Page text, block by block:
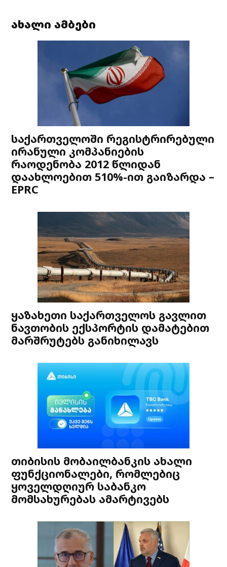
ახალი ამბები
საქართველოში რეგისტრირებული
ირანული კომპანიების
რაოდენობა 2012 წლიდან
დაახლოებით 510%-ით გაიზარდა –
EPRC
ყაზახეთი საქართველოს გავლით
ნავთობის ექსპორტის დამატებით
მარშრუტებს განიხილავს
თიბისის მობაილბანკის ახალი
ფუნქციონალები, რომლებიც
ყოველდღიურ საბანკო
მომსახურებას ამარტივებს